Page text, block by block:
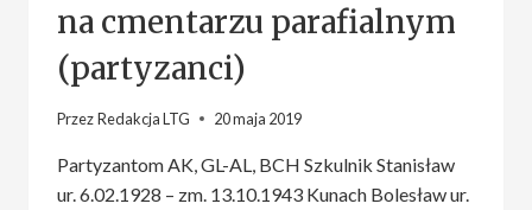
na cmentarzu parafialnym
(partyzanci)
PrzezRedakcja LTG 20 maja 2019
Partyzantom AK, GL-AL, BCH Szkulnik Stanisław
ur. 6.02.1928 – zm. 13.10.1943 Kunach Bolesław ur.